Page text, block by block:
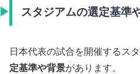
スタジアムの選定基準
日本代表の試合を開催するス
定基準や背景があります。